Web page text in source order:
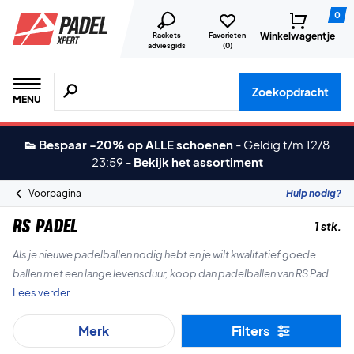
Rackets
adviesgids
Favorieten
(0)
0
Winkelwagentje
MENU
Zoeken naar producten, merken etc.
Zoekopdracht
👟 Bespaar -20% op ALLE schoenen - Geldig t/m 12/8
23:59 - Bekijk het assortiment
Voorpagina Hulp nodig?
RS Padel 1 stk.
Als je nieuwe padelballen nodig hebt en je wilt kwalitatief goede
ballen met een lange levensduur, koop dan padelballen van RS Padel!
Gecreëerd en geproduceerd in samenwerking met voormalige
Lees verder
Merk Filters